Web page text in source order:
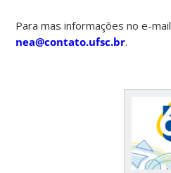
Para mas informações no e-mail
nea@contato.ufsc.br.